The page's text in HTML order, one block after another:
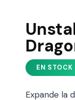
Expande la